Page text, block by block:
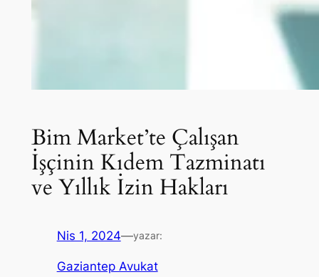
Bim Market’te Çalışan
İşçinin Kıdem Tazminatı
ve Yıllık İzin Hakları
Nis 1, 2024—yazar:
Gaziantep Avukat